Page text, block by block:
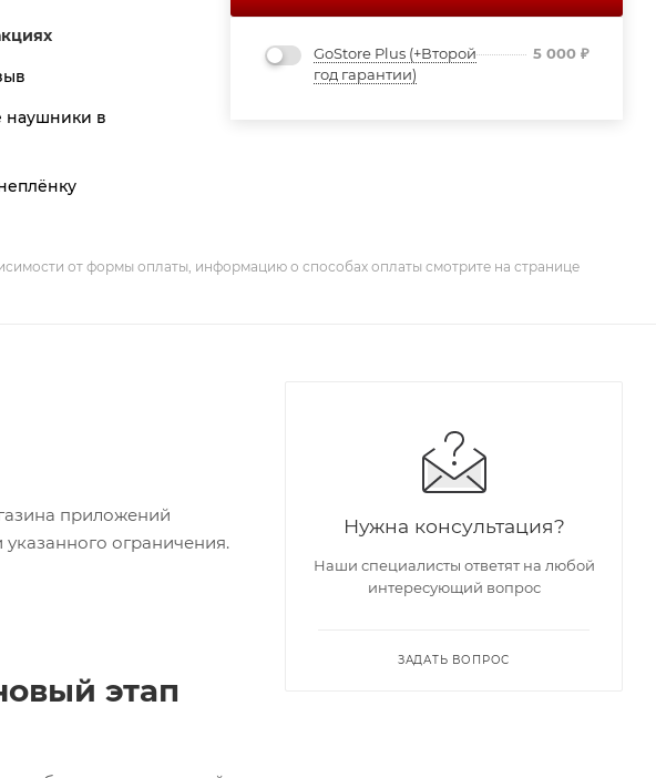
наушники в
GoStore Plus (+Второй
год гарантии)
5 000₽
от формы оплаты, информацию о способах оплаты смотрите на странице
приложений
ограничения.
этап
Нужна консультация?
Наши специалисты ответят на любой
интересующий вопрос
ЗАДАТЬ ВОПРОС